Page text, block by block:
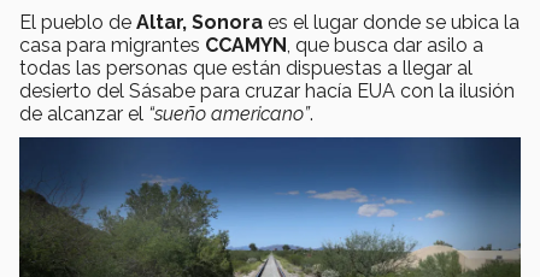
El pueblo de Altar, Sonora es el lugar donde se ubica la
casa para migrantes CCAMYN , que busca dar asilo a
todas las personas que están dispuestas a llegar al
desierto del Sásabe para cruzar hacía EUA con la ilusión
de alcanzar el “sueño americano”.